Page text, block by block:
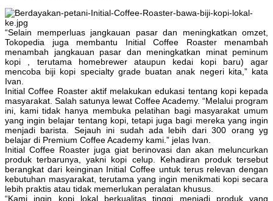
“Selain memperluas jangkauan pasar dan meningkatkan omzet,
Tokopedia juga membantu Initial Coffee Roaster menambah
menambah jangkauan pasar dan meningkatkan minat peminum
kopi , terutama homebrewer ataupun kedai kopi baru) agar
mencoba biji kopi specialty grade buatan anak negeri kita,” kata
Ivan.
Initial Coffee Roaster aktif melakukan edukasi tentang kopi kepada
masyarakat. Salah satunya lewat Coffee Academy. “Melalui program
ini, kami tidak hanya membuka pelatihan bagi masyarakat umum
yang ingin belajar tentang kopi, tetapi juga bagi mereka yang ingin
menjadi barista. Sejauh ini sudah ada lebih dari 300 orang yg
belajar di Premium Coffee Academy kami.” jelas Ivan.
Initial Coffee Roaster juga giat berinovasi dan akan meluncurkan
produk terbarunya, yakni kopi celup. Kehadiran produk tersebut
berangkat dari keinginan Initial Coffee untuk terus relevan dengan
kebutuhan masyarakat, terutama yang ingin menikmati kopi secara
lebih praktis atau tidak memerlukan peralatan khusus.
“Kami ingin kopi lokal berkualitas tinggi menjadi produk yang